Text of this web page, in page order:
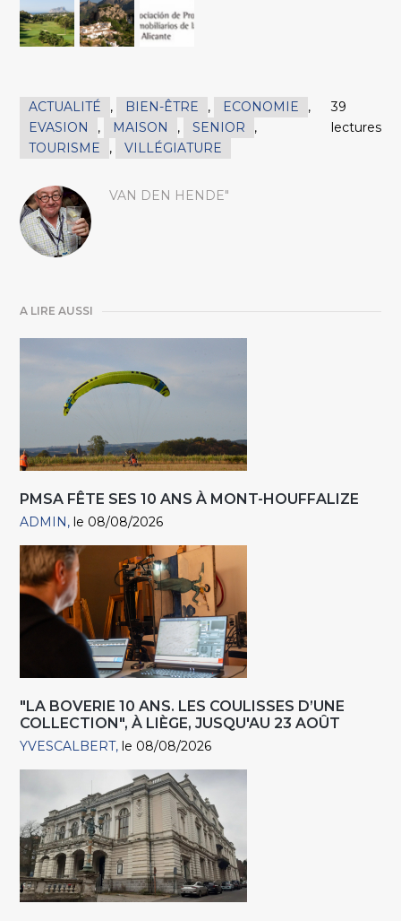
ACTUALITÉ , BIEN-ÊTRE , ECONOMIE
,
EVASION
, MAISON , SENIOR
,
TOURISME
, VILLÉGIATURE
39
lectures
VAN DEN HENDE"
A LIRE AUSSI
PMSA FÊTE SES 10 ANS À MONT-HOUFFALIZE
ADMIN le 08/08/2026
"LA BOVERIE 10 ANS. LES COULISSES D’UNE
COLLECTION", À LIÈGE, JUSQU'AU 23 AOÛT
YVESCALBERT le 08/08/2026